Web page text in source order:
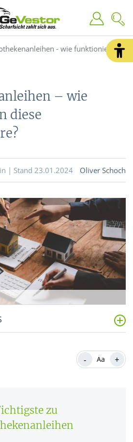
- wie funktionieren
– wie
diese
| Stand 23.01.2024 Oliver Schoch
Hypothekenanleihen?
und Risiken einer
- Aa +
zu